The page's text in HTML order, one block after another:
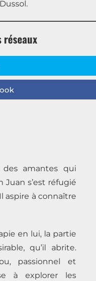
amantes qui
s’est réfugié
aspire à connaître
en lui, la partie
qu’il abrite.
passionnel et
à explorer les